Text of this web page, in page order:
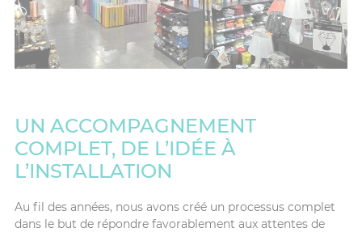
UN ACCOMPAGNEMENT
COMPLET, DE L’IDÉE À
L’INSTALLATION
Au fil des années, nous avons créé un processus complet
dans le but de répondre favorablement aux attentes de